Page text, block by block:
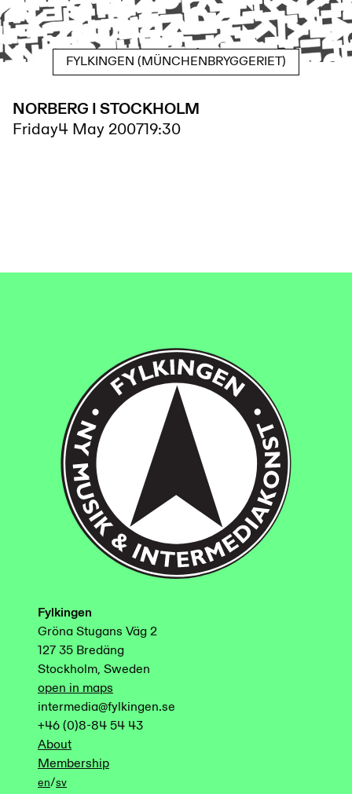
FYLKINGEN (MÜNCHENBRYGGERIET)
NORBERG I STOCKHOLM
Friday4 May 200719:30
Fylkingen
Gröna Stugans Väg 2
127 35 Bredäng
Stockholm, Sweden
open in maps
intermedia@fylkingen.se
+46 (0)8-84 54 43
About
Membership
en/sv